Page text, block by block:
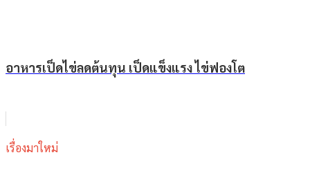
อาหารเป็ดไข่ลดต้นทุน เป็ดแข็งแรง ไข่ฟองโต
เรื่องมาใหม่